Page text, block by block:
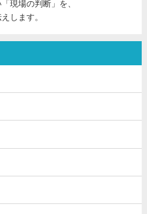
現場の判断」を、
します。